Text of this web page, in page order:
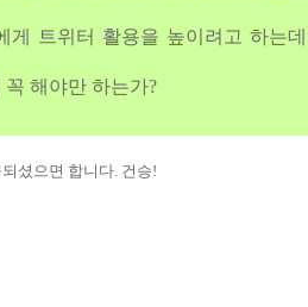
게 트위터 활용을 높이려고 하는
꼭 해야만 하는가?
셨으면 합니다. 건승!